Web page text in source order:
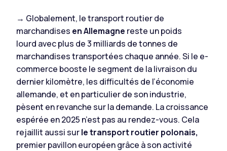
→ Globalement, le transport routier de
marchandises en Allemagne reste un poids
lourd avec plus de 3 milliards de tonnes de
marchandises transportées chaque année. Si le e-
commerce booste le segment de la livraison du
dernier kilomètre, les difficultés de l’économie
allemande, et en particulier de son industrie,
pèsent en revanche sur la demande. La croissance
espérée en 2025 n’est pas au rendez-vous. Cela
rejaillit aussi surle transport routier polonais,
premier pavillon européen grâce à son activité